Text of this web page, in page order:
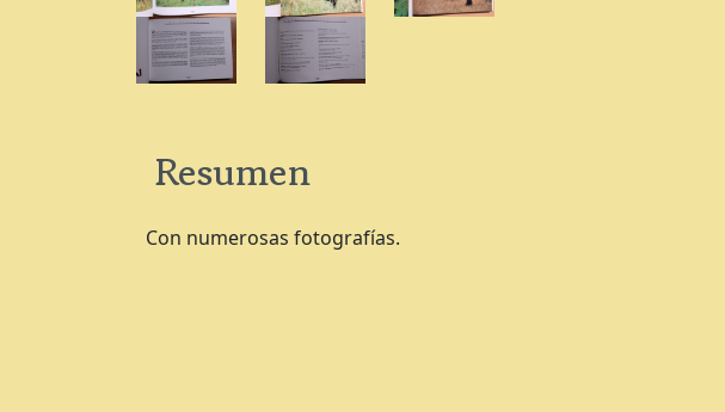
Resumen
Con numerosas fotografías.